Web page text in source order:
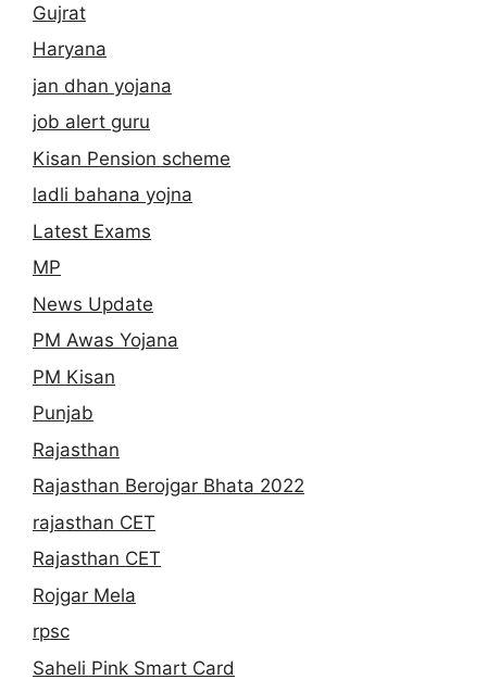
Gujrat
Haryana
jan dhan yojana
job alert guru
Kisan Pension scheme
ladli bahana yojna
Latest Exams
MP
News Update
PM Awas Yojana
PM Kisan
Punjab
Rajasthan
Rajasthan Berojgar Bhata 2022
rajasthan CET
Rajasthan CET
Rojgar Mela
rpsc
Saheli Pink Smart Card